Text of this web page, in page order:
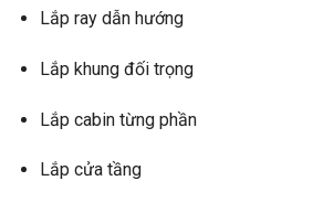
Lắp ray dẫn hướng
Lắp khung đối trọng
Lắp cabin từng phần
Lắp cửa tầng